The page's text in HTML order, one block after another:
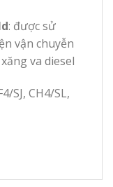
: được sử
vận chuyễn
va diesel
SJ, CH4/SL,